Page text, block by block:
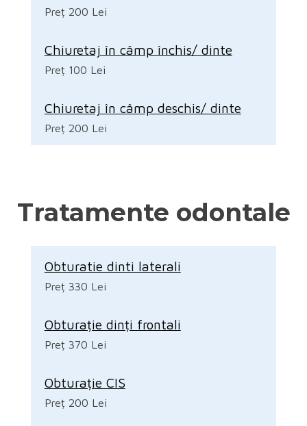
Preț 200 Lei
Chiuretaj în câmp închis/ dinte
Preț 100 Lei
Chiuretaj în câmp deschis/ dinte
Preț 200 Lei
Tratamente odontale
Obturatie dinti laterali
Preț 330 Lei
Obturație dinți frontali
Preț 370 Lei
Obturație CIS
Preț 200 Lei